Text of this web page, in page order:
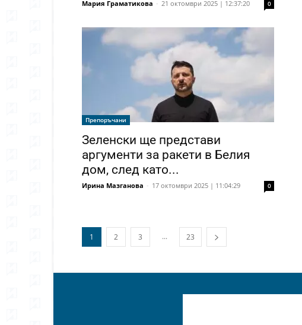
Мария Граматикова - 21 октомври 2025 | 12:37:20 0
Препоръчани
Зеленски ще представи
аргументи за ракети в Белия
дом, след като...
Ирина Мазганова - 17 октомври 2025 | 11:04:29 0
1 2 3 ... 23